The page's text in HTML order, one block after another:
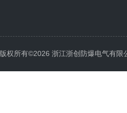
版权所有©2026 浙江浙创防爆电气有